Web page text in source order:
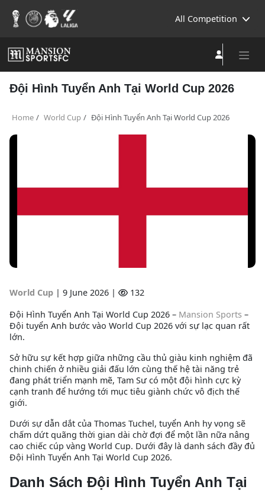
All Competition
Đội Hình Tuyển Anh Tại World Cup 2026
Home World Cup Đội Hình Tuyển Anh Tại World Cup 2026
World Cup | 9 June 2026 |
132
Đội Hình Tuyển Anh Tại World Cup 2026 – Mansion Sports –
Đội tuyển Anh bước vào World Cup 2026 với sự lạc quan rất
lớn.
Sở hữu sự kết hợp giữa những cầu thủ giàu kinh nghiệm đã
chinh chiến ở nhiều giải đấu lớn cùng thế hệ tài năng trẻ
đang phát triển mạnh mẽ, Tam Sư có một đội hình cực kỳ
cạnh tranh để hướng tới mục tiêu giành chức vô địch thế
giới.
Dưới sự dẫn dắt của Thomas Tuchel, tuyển Anh hy vọng sẽ
chấm dứt quãng thời gian dài chờ đợi để một lần nữa nâng
cao chiếc cúp vàng World Cup. Dưới đây là danh sách đầy đủ
Đội Hình Tuyển Anh Tại World Cup 2026.
Danh Sách Đội Hình Tuyển Anh Tại